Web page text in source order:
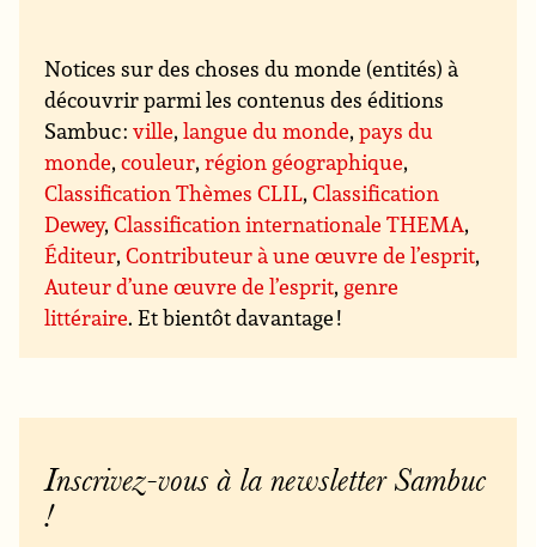
Notices sur des choses du monde (entités) à
découvrir parmi les contenus des éditions
Sambuc :ville,langue du monde,pays du
monde,couleur,région géographique,
Classification Thèmes CLIL,Classification
Dewey,Classification internationale THEMA,
Éditeur,Contributeur à une œuvre de l’esprit,
Auteur d’une œuvre de l’esprit, genre
littéraire. Et bientôt davantage !
Inscrivez-vous à la newsletter Sambuc
!